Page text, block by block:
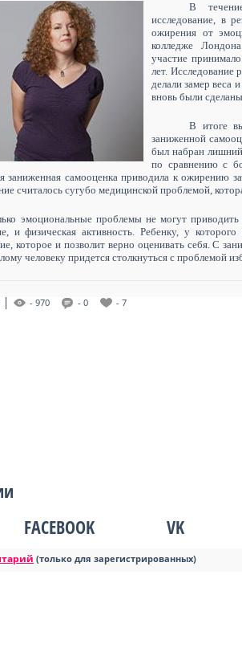
В
исследование, в
ожирения от
колледже
участие
лет. Исследование
делали замер веса
вновь были
В итоге
заниженной
был набран лишний
по сравнению с
заниженная самооценка приводила к ожирению
считалось сугубо медицинской проблемой,
эмоциональные проблемы не могут
и физическая активность. Ребенку, у
которое и позволит верно оценивать себя. С
человеку придется столкнуться с проблемой
- 970 - 0 - 7
FACEBOOK VK
(только для зарегистрированных)